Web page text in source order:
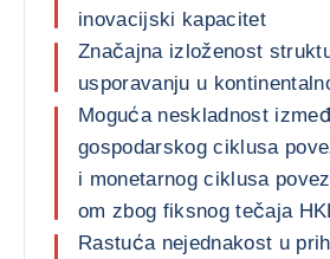
inovacijski kapacitet
Značajna izloženost
usporavanju u
Moguća neskladnost
gospodarskog ciklusa
i monetarnog ciklusa
om zbog fiksnog tečaja
Rastuća nejednakost u